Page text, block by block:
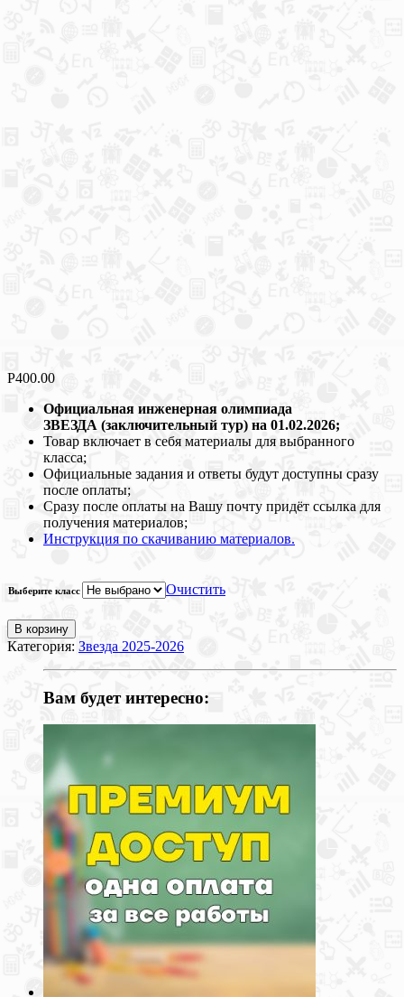
Р400.00
Официальная инженерная олимпиада
ЗВЕЗДА (заключительный тур) на 01.02.2026;
Товар включает в себя материалы для выбранного
класса;
Официальные задания и ответы будут доступны сразу
после оплаты;
Сразу после оплаты на Вашу почту придёт ссылка для
получения материалов;
Инструкция по скачиванию материалов.
Выберите класс Очистить
В корзину
Категория: Звезда 2025-2026
Вам будет интересно: